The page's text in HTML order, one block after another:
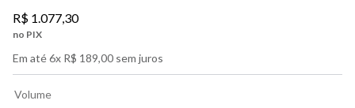
R$ 1.077,30
no PIX
Em até6x R$ 189,00 sem juros
Volume